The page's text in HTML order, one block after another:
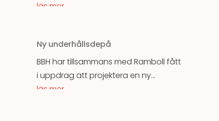
läs mer
Ny underhållsdepå
BBH har tillsammans med Ramboll fått
i uppdrag att projektera en ny...
läs mer